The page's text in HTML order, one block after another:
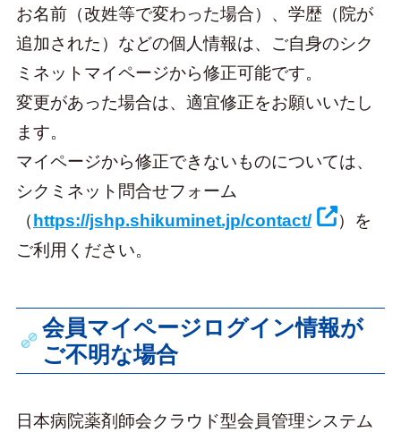
お名前（改姓等で変わった場合）、学歴（院が
追加された）などの個人情報は、ご自身のシク
ミネットマイページから修正可能です。
変更があった場合は、適宜修正をお願いいたし
ます。
マイページから修正できないものについては、
シクミネット問合せフォーム
（ https://jshp.shikuminet.jp/contact/
）を
ご利用ください。
会員マイページログイン情報が
ご不明な場合
日本病院薬剤師会クラウド型会員管理システム